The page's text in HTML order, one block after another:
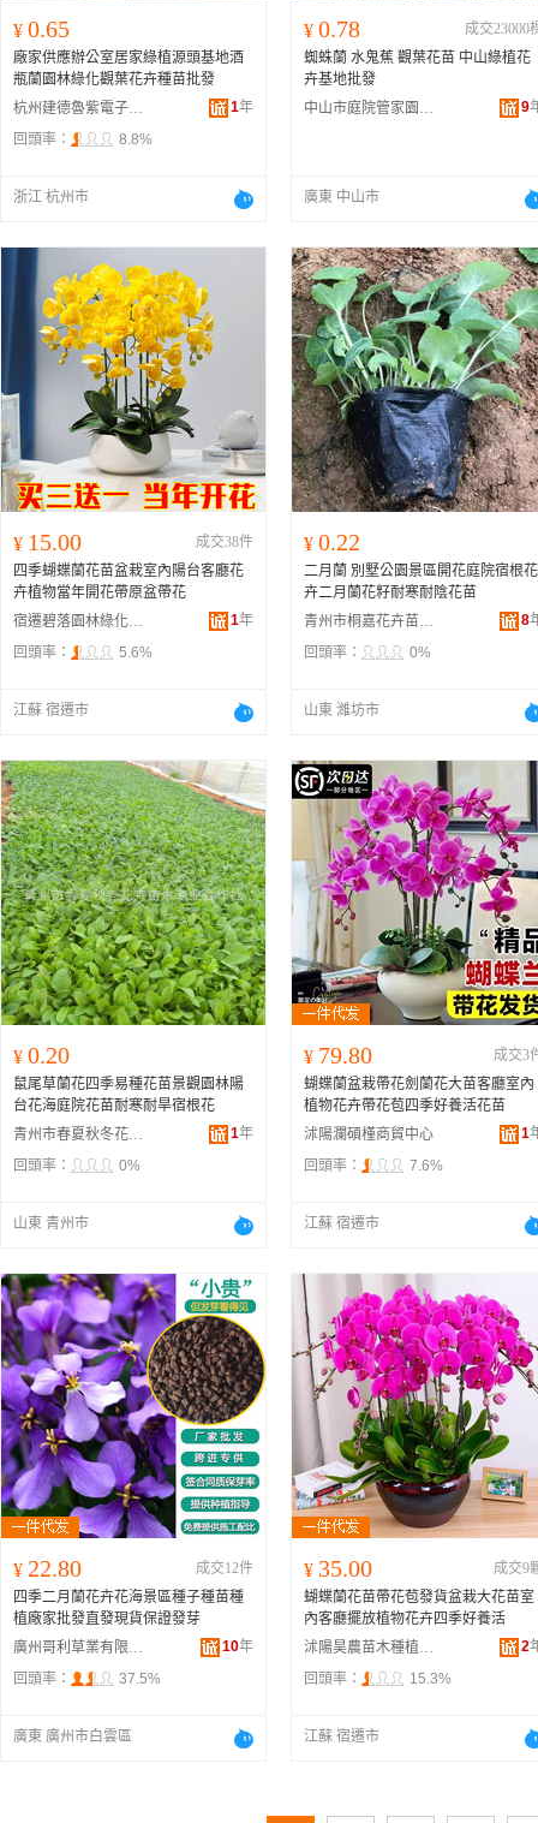
¥ 0.65
廠家供應辦公室居家綠植源頭基地酒
瓶蘭園林綠化觀葉花卉種苗批發
杭州建德魯紫電子商務商行
1年
回頭率：
8.8%
浙江 杭州市
¥ 0.78
成交23000
蜘蛛蘭 水鬼蕉 觀葉花苗 中山綠植花
卉基地批發
中山市庭院管家園林綠化工程有限公司
9
廣東 中山市
¥ 15.00
成交38件
四季蝴蝶蘭花苗盆栽室內陽台客廳花
卉植物當年開花帶原盆帶花
宿遷碧落園林綠化有限公司
1年
回頭率：
5.6%
江蘇 宿遷市
¥ 0.22
二月蘭 別墅公園景區開花庭院宿根花
卉二月蘭花籽耐寒耐陰花苗
青州市桐嘉花卉苗木園藝場
8
回頭率：
0%
山東 濰坊市
¥ 0.20
鼠尾草蘭花四季易種花苗景觀園林陽
台花海庭院花苗耐寒耐旱宿根花
青州市春夏秋冬花卉苗木專業合作社
1年
回頭率：
0%
山東 青州市
¥ 79.80
成交3
蝴蝶蘭盆栽帶花劍蘭花大苗客廳室內
植物花卉帶花苞四季好養活花苗
沭陽瀾碩槿商貿中心
1
回頭率：
7.6%
江蘇 宿遷市
¥ 22.80
成交12件
四季二月蘭花卉花海景區種子種苗種
植廠家批發直發現貨保證發芽
廣州哥利草業有限公司
10年
回頭率：
37.5%
廣東 廣州市白雲區
¥ 35.00
成交9
蝴蝶蘭花苗帶花苞發貨盆栽大花苗室
內客廳擺放植物花卉四季好養活
沭陽昊農苗木種植專業合作社
2
回頭率：
15.3%
江蘇 宿遷市